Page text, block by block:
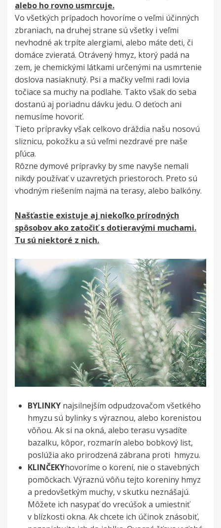
alebo ho rovno usmrcuje.
Vo všetkých prípadoch hovoríme o veľmi účinných
zbraniach, na druhej strane sú všetky i veľmi
nevhodné ak trpíte alergiami, alebo máte deti, či
domáce zvieratá. Otrávený hmyz, ktorý padá na
zem, je chemickými látkami určenými na usmrtenie
doslova nasiaknutý. Psi a mačky veľmi radi lovia
točiace sa muchy na podlahe. Takto však do seba
dostanú aj poriadnu dávku jedu. O deťoch ani
nemusíme hovoriť.
Tieto prípravky však celkovo dráždia našu nosovú
sliznicu, pokožku a sú veľmi nezdravé pre naše
pľúca.
Rôzne dymové prípravky by sme navyše nemali
nikdy používať v uzavretých priestoroch. Preto sú
vhodným riešením najmä na terasy, alebo balkóny.
Našťastie existuje aj niekoľko prírodných
spôsobov ako zatočiť s dotieravými muchami.
Tu sú niektoré z nich.
BYLINKY najsilnejším odpudzovačom všetkého
hmyzu sú bylinky s výraznou, alebo korenistou
vôňou. Ak si na okná, alebo terasu vysadíte
bazalku, kôpor, rozmarín alebo bobkový list,
poslúžia ako prirodzená zábrana proti hmyzu.
KLINČEKYhovoríme o korení, nie o stavebných
pomôckach. Výraznú vôňu tejto koreniny hmyz
a predovšetkým muchy, v skutku neznášajú.
Môžete ich nasypať do vrecúšok a umiestniť
v blízkosti okna. Ak chcete ich účinok znásobiť,